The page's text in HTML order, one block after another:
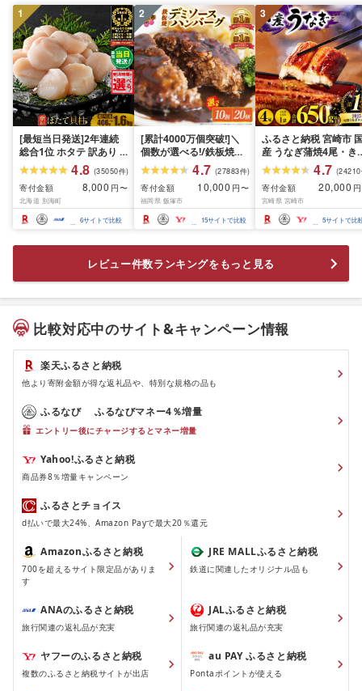
1
[最短当日発送]2年連続
総合1位 ホタテ 訳あり (
ふるさと納税 ほたて ふ
るさと納税 訳あり 帆立
ふるさと わけあり ホタ
テ貝柱 貝 人気 不揃い 刺
身 規格外 魚介 ランキン
グ 海鮮 冷凍 発送時期が
選べる 北海道 別海町 )
4.8 (35050件)
寄付金額 8,000 円〜
北海道 別海町
6サイトで比較
2
[累計4000万個突破!]＼
個数が選べる!/鉄板焼ハ
ンバーグ デミソース 10
個〜20個 温めるだけ 福
岡 飯塚 冷凍 小分け 大容
量 ハンバーグ 肉 牛 簡単
調理 特製 湯煎 人気 お試
4.7 (27883件)
寄付金額 10,000 円〜
福岡県 飯塚市
15サイトで比較
3
ふるさと納税 宮崎市
産 うなぎ蒲焼4尾・き
み鰻1袋(合計650g)
4.7 (24210
寄付金額 20,000
宮崎県 宮崎市
5サイトで比
レビュー件数ランキングをもっと見る
比較対応中のサイト&キャンペーン情報
楽天ふるさと納税
他より寄附金額が得な返礼品や、特別な規格の品も
ふるなび ふるなびマネー4％増量
エントリー後にチャージするとマネー増量
Yahoo!ふるさと納税
商品券8％増量キャンペーン
ふるさとチョイス
d払いで最大24%、Amazon Payで最大20％還元
Amazonふるさと納税
700を超えるサイト限定品がありま
す
JRE MALLふるさと納税
鉄道に関連したオリジナル品も
ANAのふるさと納税
旅行関連の返礼品が充実
JALふるさと納税
旅行関連の返礼品が充実
ヤフーのふるさと納税
複数のふるさと納税サイトが出店
au PAY ふるさと納税
Pontaポイントが使える